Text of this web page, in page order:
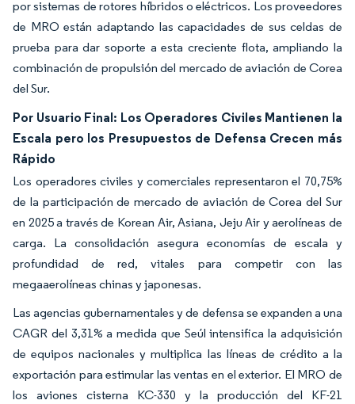
por sistemas de rotores híbridos o eléctricos. Los proveedores
de MRO están adaptando las capacidades de sus celdas de
prueba para dar soporte a esta creciente flota, ampliando la
combinación de propulsión del mercado de aviación de Corea
del Sur.
Por Usuario Final: Los Operadores Civiles Mantienen la
Escala pero los Presupuestos de Defensa Crecen más
Rápido
Los operadores civiles y comerciales representaron el 70,75%
de la participación de mercado de aviación de Corea del Sur
en 2025 a través de Korean Air, Asiana, Jeju Air y aerolíneas de
carga. La consolidación asegura economías de escala y
profundidad de red, vitales para competir con las
megaaerolíneas chinas y japonesas.
Las agencias gubernamentales y de defensa se expanden a una
CAGR del 3,31% a medida que Seúl intensifica la adquisición
de equipos nacionales y multiplica las líneas de crédito a la
exportación para estimular las ventas en el exterior. El MRO de
los aviones cisterna KC-330 y la producción del KF-21